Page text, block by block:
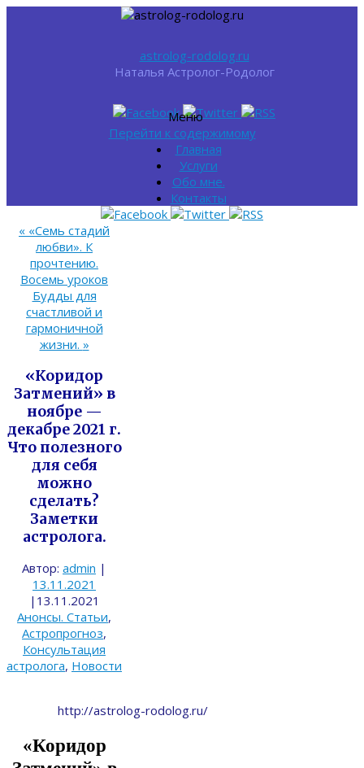
astrolog-rodolog.ru
Наталья Астролог-Родолог
Меню
Перейти к содержимому
Главная
Услуги
Обо мне.
Контакты
« «Семь стадий
любви». К
прочтению.
Восемь уроков
Будды для
счастливой и
гармоничной
жизни. »
«Коридор
Затмений» в
ноябре —
декабре 2021 г.
Что полезного
для себя
можно
сделать?
Заметки
астролога.
Автор: admin |
13.11.2021
| 13.11.2021
Анонсы. Статьи,
Астропрогноз,
Консультация
астролога, Новости
http://astrolog-rodolog.ru/
«Коридор